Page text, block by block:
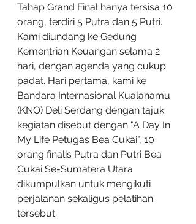
Tahap Grand Final hanya tersisa 10
orang, terdiri 5 Putra dan 5 Putri.
Kami diundang ke Gedung
Kementrian Keuangan selama 2
hari, dengan agenda yang cukup
padat. Hari pertama, kami ke
Bandara Internasional Kualanamu
(KNO) Deli Serdang dengan tajuk
kegiatan disebut dengan "A Day In
My Life Petugas Bea Cukai", 10
orang finalis Putra dan Putri Bea
Cukai Se-Sumatera Utara
dikumpulkan untuk mengikuti
perjalanan sekaligus pelatihan
tersebut.